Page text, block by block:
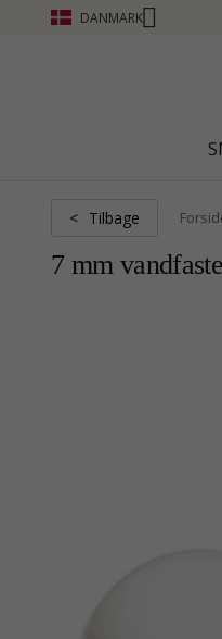
DANMARK
SE MERE - KLIK HER
< Tilbage
7 mm